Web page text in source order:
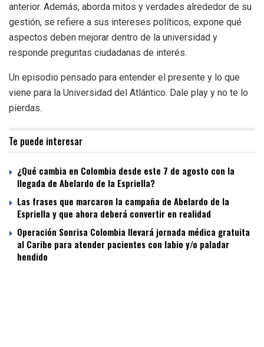
anterior. Además, aborda mitos y verdades alrededor de su
gestión, se refiere a sus intereses políticos, expone qué
aspectos deben mejorar dentro de la universidad y
responde preguntas ciudadanas de interés.
Un episodio pensado para entender el presente y lo que
viene para la Universidad del Atlántico. Dale play y no te lo
pierdas.
Te puede interesar
¿Qué cambia en Colombia desde este 7 de agosto con la
llegada de Abelardo de la Espriella?
Las frases que marcaron la campaña de Abelardo de la
Espriella y que ahora deberá convertir en realidad
Operación Sonrisa Colombia llevará jornada médica gratuita
al Caribe para atender pacientes con labio y/o paladar
hendido